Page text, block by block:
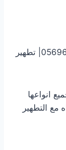
|0569609400| تطهير
انواعها
مع التطهير